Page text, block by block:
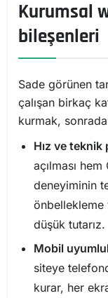
Kurumsal
bileşenleri
Sade görünen
çalışan birkaç
kurmak,
Hız ve
açılması hem
deneyiminin
düşük tutarız.
Mobil
siteye
kurar, her